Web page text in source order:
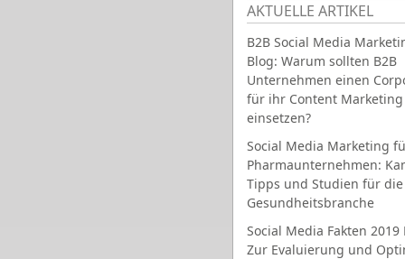
AKTUELLE ARTIKEL
B2B Social Media
Blog: Warum sollten B2B
Unternehmen einen
für ihr Content Marketing
einsetzen?
Social Media Marketing
Pharmaunternehmen:
Tipps und Studien für die
Gesundheitsbranche
Social Media Fakten 2019
Zur Evaluierung und